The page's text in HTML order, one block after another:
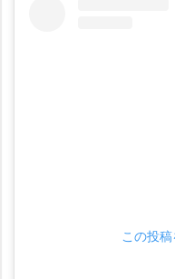
この投